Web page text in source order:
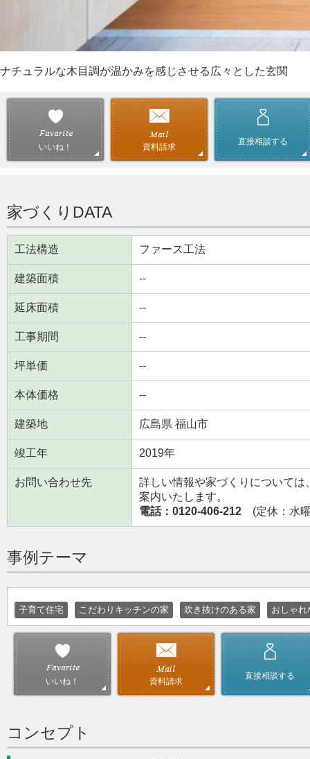
ナチュラルな木目調が温かみを感じさせる広々とした玄関
いいね！ 資料請求
直接相談する
家づくりDATA
工法構造 ファース工法
建築面積 --
延床面積 --
工事期間 --
坪単価 --
本体価格 --
建築地 広島県 福山市
竣工年 2019年
お問い合わせ先
詳しい情報や家づくりについて
案内いたします。
電話：0120-406-212 (定休：水
事例テーマ
子育て住宅 こだわりキッチンの家 吹き抜けのある家 おしゃれ
いいね！ 資料請求
直接相談する
コンセプト